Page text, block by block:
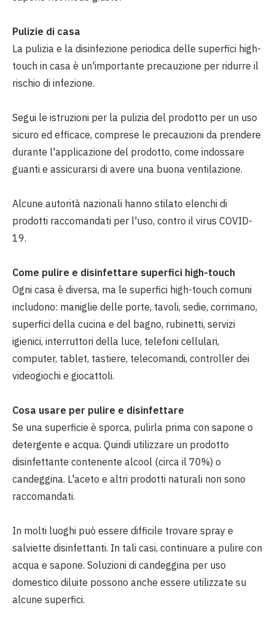
Pulizie di casa
La pulizia e la disinfezione periodica delle superfici high-
touch in casa è un'importante precauzione per ridurre il
rischio di infezione.
Segui le istruzioni per la pulizia del prodotto per un uso
sicuro ed efficace, comprese le precauzioni da prendere
durante l'applicazione del prodotto, come indossare
guanti e assicurarsi di avere una buona ventilazione.
Alcune autorità nazionali hanno stilato elenchi di
prodotti raccomandati per l'uso, contro il virus COVID-
19.
Come pulire e disinfettare superfici high-touch
Ogni casa è diversa, ma le superfici high-touch comuni
includono: maniglie delle porte, tavoli, sedie, corrimano,
superfici della cucina e del bagno, rubinetti, servizi
igienici, interruttori della luce, telefoni cellulari,
computer, tablet, tastiere, telecomandi, controller dei
videogiochi e giocattoli.
Cosa usare per pulire e disinfettare
Se una superficie è sporca, pulirla prima con sapone o
detergente e acqua. Quindi utilizzare un prodotto
disinfettante contenente alcool (circa il 70%) o
candeggina. L'aceto e altri prodotti naturali non sono
raccomandati.
In molti luoghi può essere difficile trovare spray e
salviette disinfettanti. In tali casi, continuare a pulire con
acqua e sapone. Soluzioni di candeggina per uso
domestico diluite possono anche essere utilizzate su
alcune superfici.